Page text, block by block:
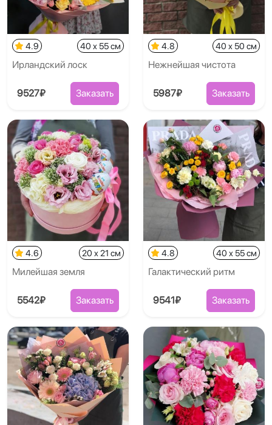
4.9 40 x 55 см
Ирландский лоск
9527₽ Заказать
4.8 40 x 50 см
Нежнейшая чистота
5987₽ Заказать
4.6 20 x 21 см
Милейшая земля
5542₽ Заказать
4.8 40 x 55 см
Галактический ритм
9541₽ Заказать